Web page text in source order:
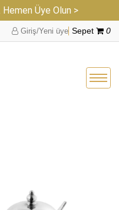
Üye Olun >
Giriş/Yeni üye Sepet 0